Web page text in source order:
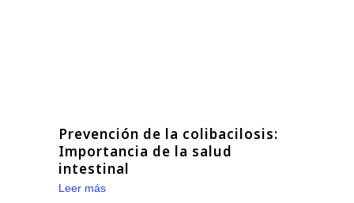
Prevención de la colibacilosis:
Importancia de la salud
intestinal
Leer más